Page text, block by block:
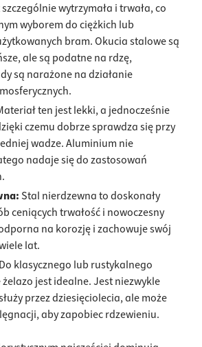
wytrzymała i trwała, co
wyborem do ciężkich lub
bram. Okucia stalowe są
ale są podatne na rdzę,
są narażone na działanie
ten jest lekki, a jednocześnie
czemu dobrze sprawdza się przy
wadze. Aluminium nie
nadaje się do zastosowań
Stal nierdzewna to doskonały
ceniących trwałość i nowoczesny
na korozję i zachowuje swój
lat.
Do klasycznego lub rustykalnego
jest idealne. Jest niezwykle
przez dziesięciolecia, ale może
aby zapobiec rdzewieniu.